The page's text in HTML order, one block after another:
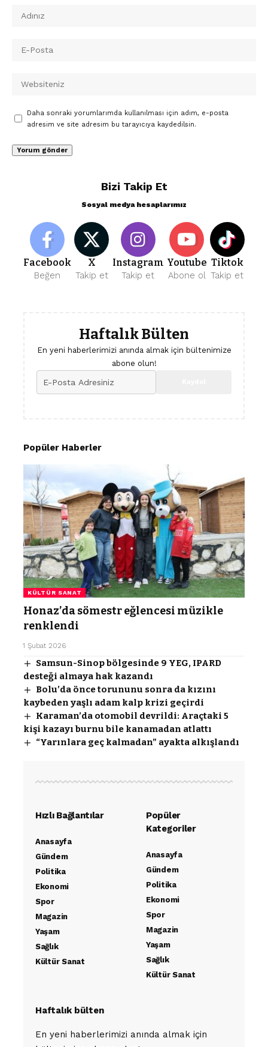
Daha sonraki yorumlarımda kullanılması için adım, e-posta
adresim ve site adresim bu tarayıcıya kaydedilsin.
Bizi Takip Et
Sosyal medya hesaplarımız
Facebook
Beğen
X
Takip et
Instagram
Takip et
Youtube
Abone ol
Tiktok
Takip et
Haftalık Bülten
En yeni haberlerimizi anında almak için bültenimize
abone olun!
Popüler Haberler
KÜLTÜR SANAT
Honaz’da sömestr eğlencesi müzikle
renklendi
1 Şubat 2026
Samsun-Sinop bölgesinde 9 YEG, IPARD
desteği almaya hak kazandı
Bolu’da önce torununu sonra da kızını
kaybeden yaşlı adam kalp krizi geçirdi
Karaman’da otomobil devrildi: Araçtaki 5
kişi kazayı burnu bile kanamadan atlattı
“Yarınlara geç kalmadan” ayakta alkışlandı
Hızlı Bağlantılar
Anasayfa
Gündem
Politika
Ekonomi
Spor
Magazin
Yaşam
Sağlık
Kültür Sanat
Popüler
Kategoriler
Anasayfa
Gündem
Politika
Ekonomi
Spor
Magazin
Yaşam
Sağlık
Kültür Sanat
Haftalık bülten
En yeni haberlerimizi anında almak için